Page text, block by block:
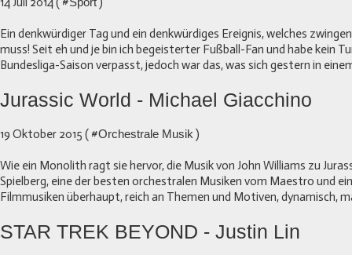
Ein denkwürdiger Tag und ein denkwürdiges Ereignis, welches
muss! Seit eh und je bin ich begeisterter Fußball-Fan und habe kein
Bundesliga-Saison verpasst, jedoch war das, was sich gestern in
Jurassic World - Michael Giacchino
19 Oktober 2015 ( #Orchestrale Musik )
Wie ein Monolith ragt sie hervor, die Musik von John Williams zu
Spielberg, eine der besten orchestralen Musiken vom Maestro und
Filmmusiken überhaupt, reich an Themen und Motiven, dynamisch,
STAR TREK BEYOND - Justin Lin